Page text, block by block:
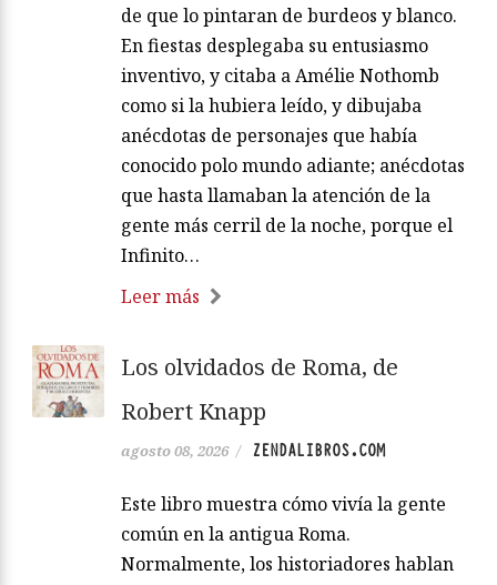
de que lo pintaran de burdeos y blanco.
En fiestas desplegaba su entusiasmo
inventivo, y citaba a Amélie Nothomb
como si la hubiera leído, y dibujaba
anécdotas de personajes que había
conocido polo mundo adiante; anécdotas
que hasta llamaban la atención de la
gente más cerril de la noche, porque el
Infinito…
Leer más
Los olvidados de Roma, de
Robert Knapp
agosto 08, 2026 / ZENDALIBROS.COM
Este libro muestra cómo vivía la gente
común en la antigua Roma.
Normalmente, los historiadores hablan